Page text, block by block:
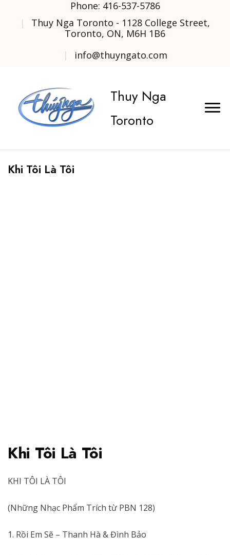
Phone: 416-537-5786
Thuy Nga Toronto - 1128 College Street,
Toronto, ON, M6H 1B6
info@thuyngato.com
Thuy Nga
Toronto
Khi Tôi Là Tôi
Khi Tôi Là Tôi
KHI TÔI LÀ TÔI
(Những Nhạc Phẩm Trích từ PBN 128)
1. Rồi Em Sẽ – Thanh Hà & Đình Bảo